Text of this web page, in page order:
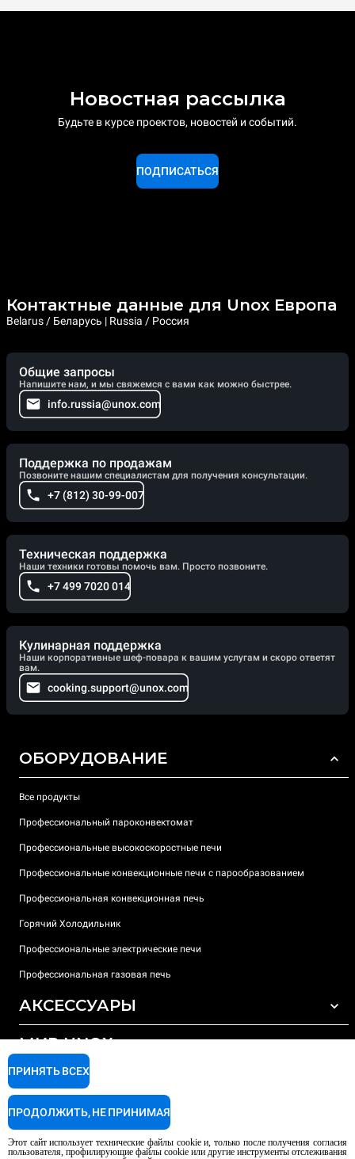
Новостная рассылка
Будьте в курсе проектов, новостей и событий.
ПОДПИСАТЬСЯ
Контактные данные для Unox Европа
Belarus / Беларусь | Russia / Россия
Общие запросы
Напишите нам, и мы свяжемся с вами как можно быстрее.
info.russia@unox.com
Поддержка по продажам
Позвоните нашим специалистам для получения консультации.
+7 (812) 30-99-007
Техническая поддержка
Наши техники готовы помочь вам. Просто позвоните.
+7 499 7020 014
Кулинарная поддержка
Наши корпоративные шеф-повара к вашим услугам и скоро ответят
вам.
cooking.support@unox.com
ОБОРУДОВАНИЕ
Все продукты
Профессиональный пароконвектомат
Профессиональные высокоскоростные печи
Профессиональные конвекционные печи с парообразованием
Профессиональная конвекционная печь
Горячий Холодильник
Профессиональные электрические печи
Профессиональная газовая печь
АКСЕССУАРЫ
Моющие средства для автоматической мойки
Моющие средства для мойки вручную
Ионообменный фильтр
Система обратного осмоса
МИР UNOX
Наши офисы по всему миру
ПОДДЕРЖКА
Гарантия Unox
Найти дилеров
Этот сайт использует технические файлы cookie и, только после получения согласия
пользователя, профилирующие файлы cookie или другие инструменты отслеживания
ПРИНЯТЬ ВСЕХ
ПРОДОЛЖИТЬ, НЕ ПРИНИМАЯ